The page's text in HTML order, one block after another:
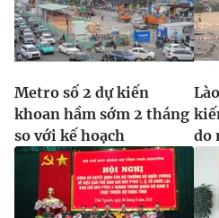
THỜI BÁO VTV
Theo dõi báo trên
Metro số 2 dự kiến
khoan hầm sớm 2 tháng
so với kế hoạch
do